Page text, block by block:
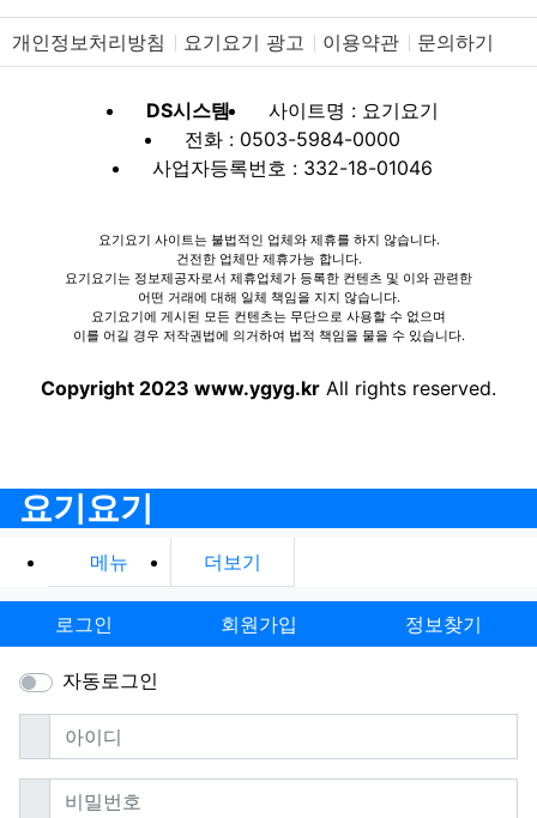
개인정보처리방침 요기요기 광고 이용약관 문의하기
DS시스템
사이트명 : 요기요기
전화 : 0503-5984-0000
사업자등록번호 : 332-18-01046
요기요기 사이트는 불법적인 업체와 제휴를 하지 않습니다.
건전한 업체만 제휴가능 합니다.
요기요기는 정보제공자로서 제휴업체가 등록한 컨텐츠 및 이와 관련한
어떤 거래에 대해 일체 책임을 지지 않습니다.
요기요기에 게시된 모든 컨텐츠는 무단으로 사용할 수 없으며
이를 어길 경우 저작권법에 의거하여 법적 책임을 물을 수 있습니다.
Copyright 2023 www.ygyg.kr All rights reserved.
요기요기
메뉴 더보기
로그인 회원가입 정보찾기
자동로그인
아이디필수
비밀번호필수